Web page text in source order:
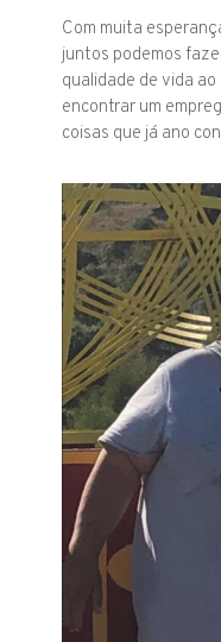
Com muita
juntos podemos
qualidade de vida
encontrar um
coisas que já ano